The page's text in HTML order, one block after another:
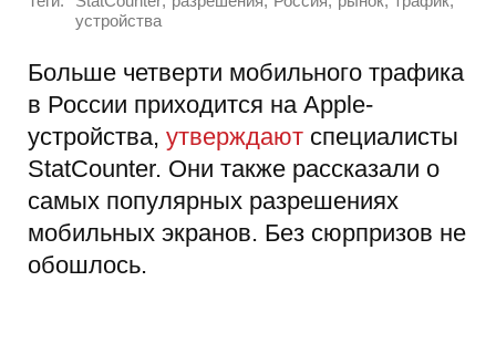
устройства
Больше четверти мобильного трафика
в России приходится на Apple-
устройства, утверждают специалисты
StatCounter. Они также рассказали о
самых популярных разрешениях
мобильных экранов. Без сюрпризов не
обошлось.